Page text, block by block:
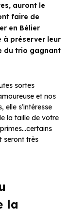
auront le
faire de
en Bélier
à préserver leur
du trio gagnant
sortes
et nos
s’intéresse
la taille de votre
seront très
la